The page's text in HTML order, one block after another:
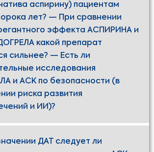
аспирину) пациентам
лет? — При сравнении
эффекта АСПИРИНА и
какой препарат
сильнее? — Есть ли
исследования
и АСК по безопасности (в
риска развития
и ИИ)?
ДАТ следует ли